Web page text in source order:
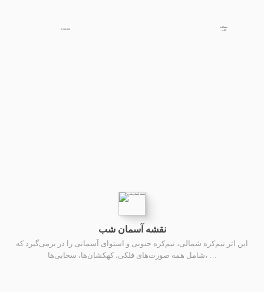
2,100,000
مشاهده
کتاب
نقشه آسمان شب
این اثر نیم‌کره شمالی، نیم‌کره جنوبی و استوای آسمانی را در برمی‌گیرد که
شامل همه صورت‌های فلکی، کهکشان‌ها، سحابی‌ها، …